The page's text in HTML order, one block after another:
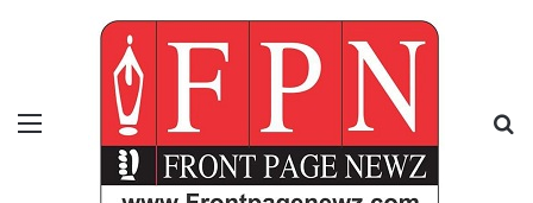
Menu